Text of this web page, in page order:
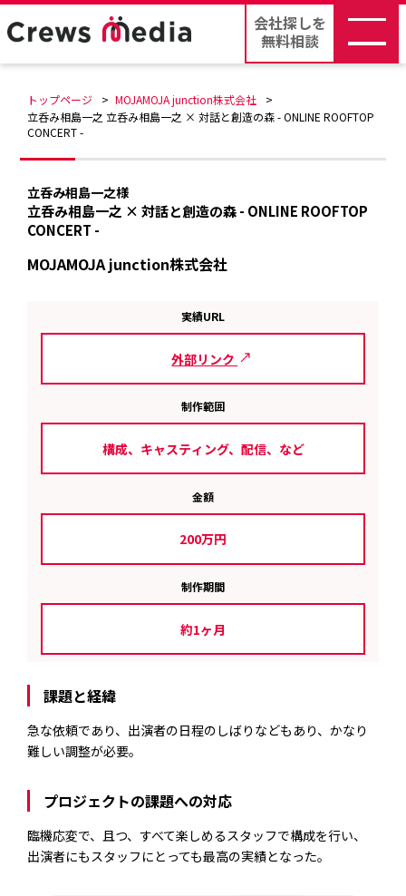
会社探しを
無料相談
トップページ
MOJAMOJA junction株式会社
立呑み相島一之 立呑み相島一之 × 対話と創造の森 - ONLINE ROOFTOP
CONCERT -
立呑み相島一之様
立呑み相島一之 × 対話と創造の森 - ONLINE ROOFTOP
CONCERT -
MOJAMOJA junction株式会社
実績URL
外部リンク
制作範囲
構成、キャスティング、配信、など
金額
200万円
制作期間
約1ヶ月
課題と経緯
急な依頼であり、出演者の日程のしばりなどもあり、かなり
難しい調整が必要。
プロジェクトの課題への対応
臨機応変で、且つ、すべて楽しめるスタッフで構成を行い、
出演者にもスタッフにとっても最高の実績となった。